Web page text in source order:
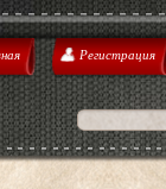
Регистрация